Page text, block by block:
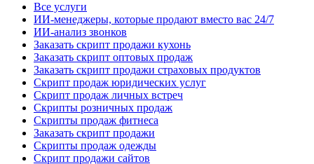
Все услуги
ИИ-менеджеры, которые продают вместо вас 24/7
ИИ-анализ звонков
Заказать скрипт продажи кухонь
Заказать скрипт оптовых продаж
Заказать скрипт продажи страховых продуктов
Скрипт продаж юридических услуг
Скрипт продаж личных встреч
Скрипты розничных продаж
Скрипты продаж фитнеса
Заказать скрипт продажи
Скрипты продаж одежды
Скрипт продажи сайтов